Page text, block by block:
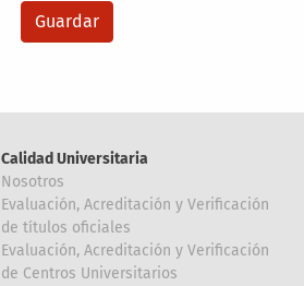
Calidad Universitaria
Nosotros
Evaluación, Acreditación y Verificación
de títulos oficiales
Evaluación, Acreditación y Verificación
de Centros Universitarios